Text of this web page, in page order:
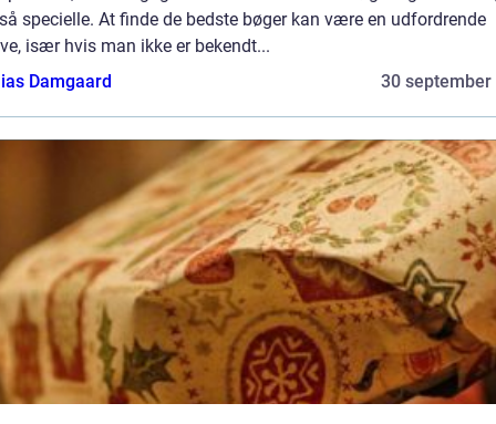
specielle. At finde de bedste bøger kan være en udfordrende
især hvis man ikke er bekendt...
Damgaard
30 september